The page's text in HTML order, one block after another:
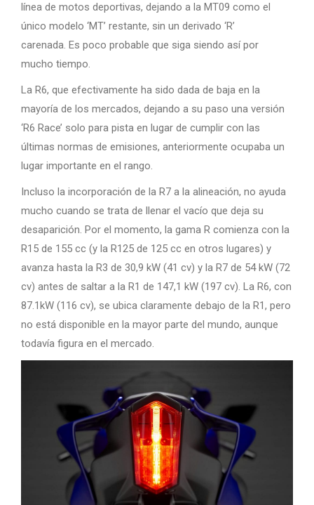
línea de motos deportivas, dejando a la MT09 como el
único modelo ‘MT’ restante, sin un derivado ‘R’
carenada. Es poco probable que siga siendo así por
mucho tiempo.
La R6, que efectivamente ha sido dada de baja en la
mayoría de los mercados, dejando a su paso una versión
‘R6 Race’ solo para pista en lugar de cumplir con las
últimas normas de emisiones, anteriormente ocupaba un
lugar importante en el rango.
Incluso la incorporación de la R7 a la alineación, no ayuda
mucho cuando se trata de llenar el vacío que deja su
desaparición. Por el momento, la gama R comienza con la
R15 de 155 cc (y la R125 de 125 cc en otros lugares) y
avanza hasta la R3 de 30,9 kW (41 cv) y la R7 de 54 kW (72
cv) antes de saltar a la R1 de 147,1 kW (197 cv). La R6, con
87.1kW (116 cv), se ubica claramente debajo de la R1, pero
no está disponible en la mayor parte del mundo, aunque
todavía figura en el mercado.